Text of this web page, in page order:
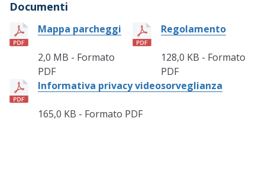
Documenti
Mappa parcheggi
2,0 MB - Formato
PDF
Regolamento
128,0 KB - Formato
PDF
Informativa privacy videosorveglianza
165,0 KB - Formato PDF